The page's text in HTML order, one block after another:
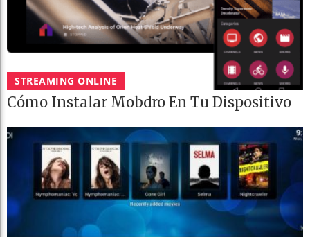
STREAMING ONLINE
Cómo Instalar Mobdro En Tu Dispositivo